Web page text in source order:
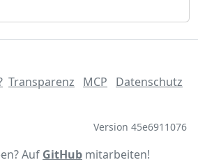
Transparenz MCP
Datenschutz
Version 45e6911076
Auf GitHub mitarbeiten!